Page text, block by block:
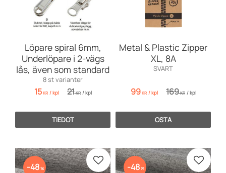
Löpare spiral 6mm,
Underlöpare i 2-vägs
lås, även som standard
8 st varianter
15KR /kpl 21KR /kpl
TIEDOT
Metal & Plastic Zipper
XL, 8A
SVART
99KR /kpl 169KR /kpl
OSTA
48% Lisää suosikiksi
48% Lisää